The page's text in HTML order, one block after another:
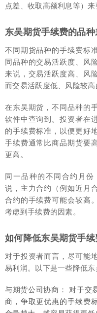
点差、收取高额利息等）来
东吴期货手续费的品种
不同期货品种的手续费标
同品种的交易活跃度、风
来说，交易活跃度高、风
而交易活跃度低、风险较高
在东吴期货，不同品种的
软件中查询到。投资者在
的手续费标准，以便更好
手续费通常比商品期货要
更高。
同一品种的不同合约月
说，主力合约（例如近月
合约的手续费可能会较高
考虑到手续费的因素。
如何降低东吴期货手续
对于投资者而言，尽可能
易利润。以下是一些降低
与期货公司协商： 对于交
商，争取更优惠的手续费